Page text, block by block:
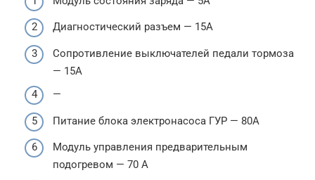
Диагностический разъем — 15А
Сопротивление выключателей педали тормоза
— 15А
—
Питание блока электронасоса ГУР — 80А
Модуль управления предварительным
подогревом — 70 А